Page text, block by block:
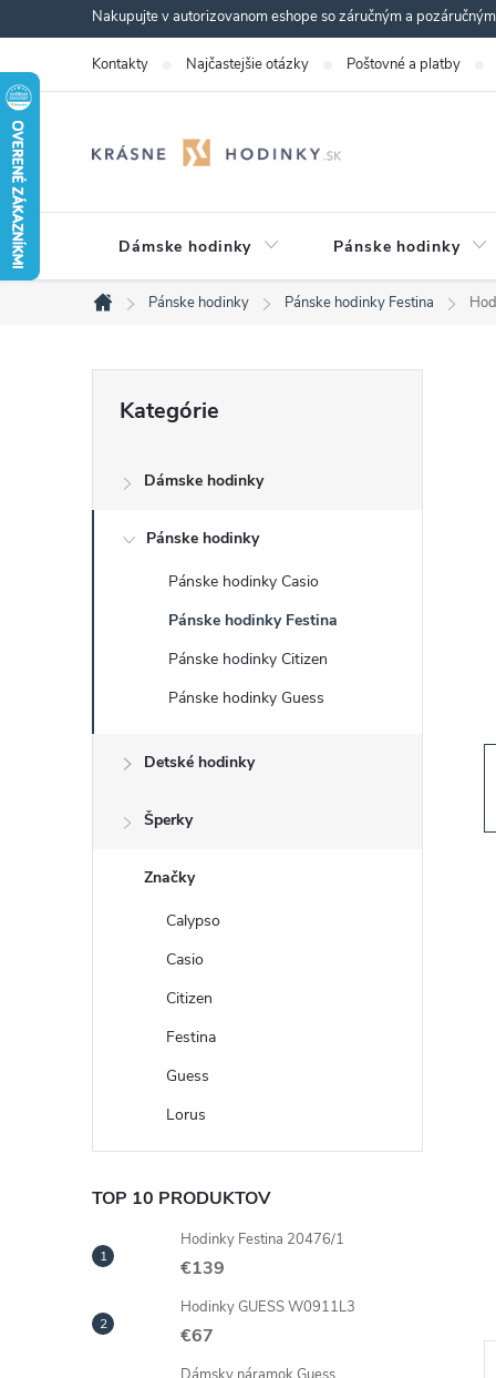
na
obsah
Nakupujte v autorizovanom eshope so záručným a
Kontakty Najčastejšie otázky Poštovné a platby
Dámske hodinky Pánske hodinky
Domov
Pánske hodinky Pánske hodinky Festina
č
a
kategórie
Kategórie
Dámske hodinky
Pánske hodinky
Pánske hodinky Casio
Pánske hodinky Festina
Pánske hodinky Citizen
Pánske hodinky Guess
Detské hodinky
Šperky
Značky
Calypso
Casio
Citizen
Festina
Guess
Lorus
TOP 10 PRODUKTOV
Hodinky Festina 20476/1
€139
Hodinky GUESS W0911L3
€67